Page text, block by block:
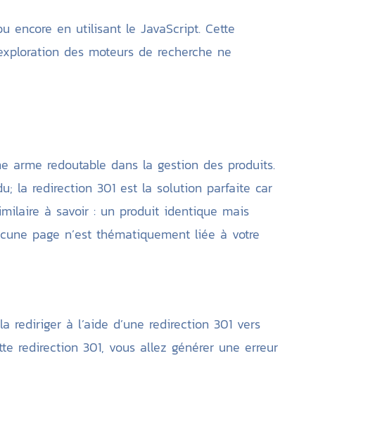
encore en utilisant le JavaScript. Cette
des moteurs de recherche ne
arme redoutable dans la gestion des produits.
la redirection 301 est la solution parfaite car
à savoir : un produit identique mais
page n’est thématiquement liée à votre
à l’aide d’une redirection 301 vers
redirection 301, vous allez générer une erreur